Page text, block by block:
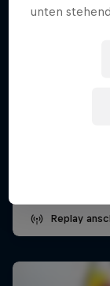
Punta
Replay
unten